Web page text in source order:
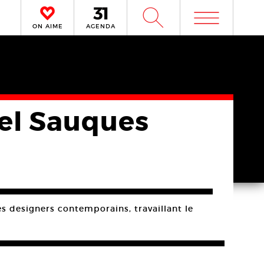
ON AIME AGENDA W m
Sauques
designers contemporains, travaillant le